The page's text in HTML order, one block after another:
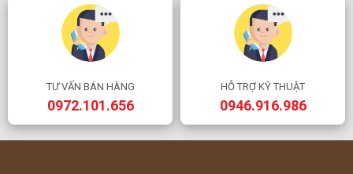
TƯ VẤN BÁN HÀNG
0972.101.656
HỖ TRỢ KỸ THUẬT
0946.916.986